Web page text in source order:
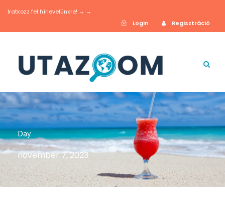
Iratkozz fel hírlevelünkre! → →
Login
Regisztráció
Day
november 7, 2023